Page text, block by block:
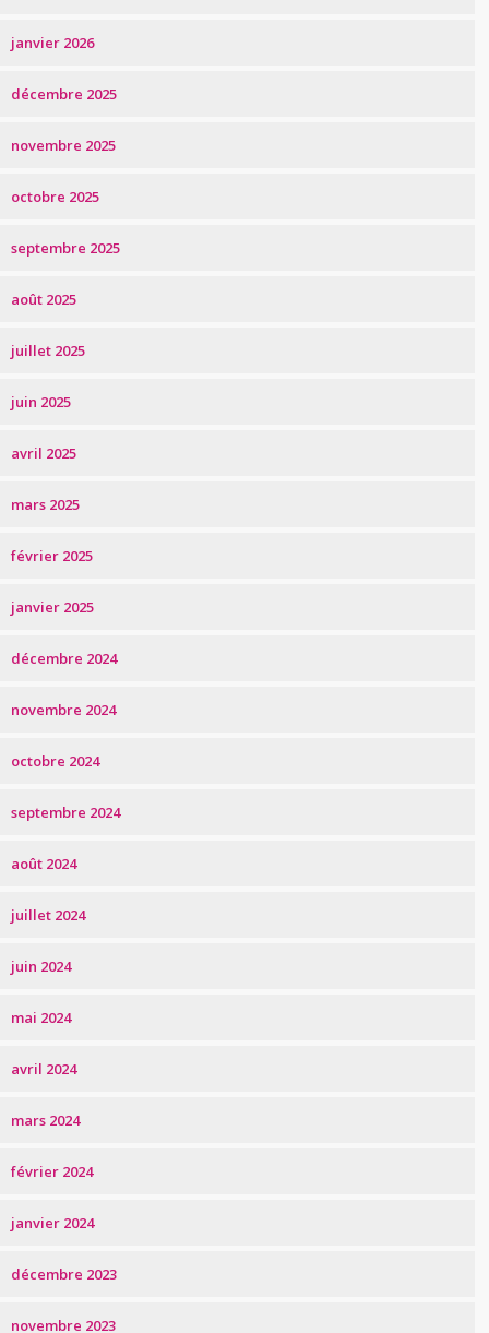
janvier 2026
décembre 2025
novembre 2025
octobre 2025
septembre 2025
août 2025
juillet 2025
juin 2025
avril 2025
mars 2025
février 2025
janvier 2025
décembre 2024
novembre 2024
octobre 2024
septembre 2024
août 2024
juillet 2024
juin 2024
mai 2024
avril 2024
mars 2024
février 2024
janvier 2024
décembre 2023
novembre 2023